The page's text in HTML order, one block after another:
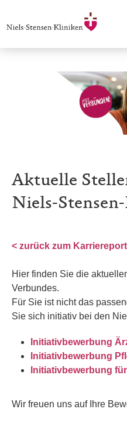
Aktuelle
Niels-
< zurück zum
Hier finden Sie die
Verbundes.
Für Sie ist nicht das
Sie sich initiativ bei den
Initiativbewerbung
Initiativbewerbung
Initiativbewerbung
Wir freuen uns auf Ihre